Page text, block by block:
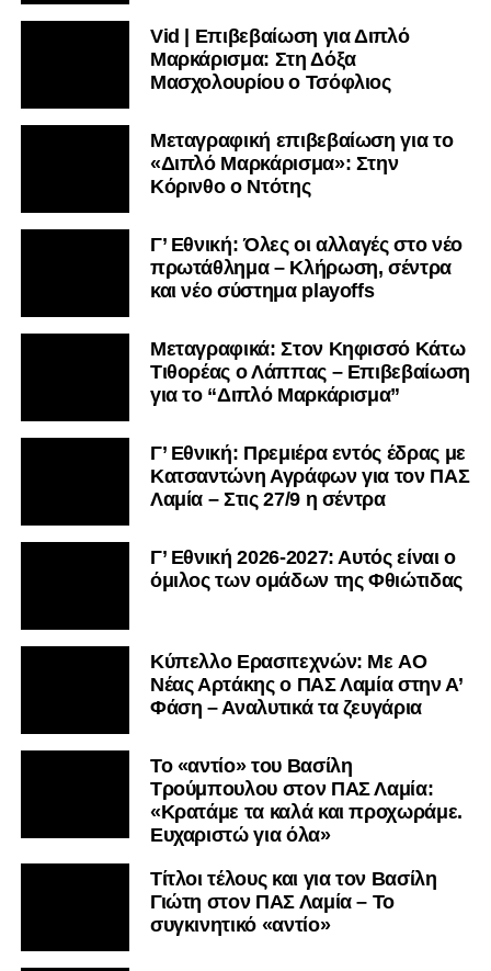
Vid | Επιβεβαίωση για Διπλό
Μαρκάρισμα: Στη Δόξα
Μασχολουρίου ο Τσόφλιος
Μεταγραφική επιβεβαίωση για το
«Διπλό Μαρκάρισμα»: Στην
Κόρινθο ο Ντότης
Γ’ Εθνική: Όλες οι αλλαγές στο νέο
πρωτάθλημα – Κλήρωση, σέντρα
και νέο σύστημα playoffs
Μεταγραφικά: Στον Κηφισσό Κάτω
Τιθορέας ο Λάππας – Επιβεβαίωση
για το “Διπλό Μαρκάρισμα”
Γ’ Εθνική: Πρεμιέρα εντός έδρας με
Κατσαντώνη Αγράφων για τον ΠΑΣ
Λαμία – Στις 27/9 η σέντρα
Γ’ Εθνική 2026-2027: Αυτός είναι ο
όμιλος των ομάδων της Φθιώτιδας
Kύπελλο Ερασιτεχνών: Με AO
Nέας Αρτάκης ο ΠΑΣ Λαμία στην Α’
Φάση – Αναλυτικά τα ζευγάρια
Το «αντίο» του Βασίλη
Τρούμπουλου στον ΠΑΣ Λαμία:
«Κρατάμε τα καλά και προχωράμε.
Ευχαριστώ για όλα»
Τίτλοι τέλους και για τον Βασίλη
Γιώτη στον ΠΑΣ Λαμία – Το
συγκινητικό «αντίο»